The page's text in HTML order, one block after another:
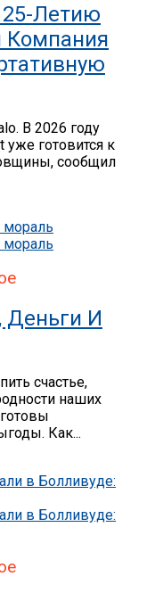
25-Летию
Компания
В 2026 году
уже готовится к
сообщил
Деньги И
счастье,
наших
Как...